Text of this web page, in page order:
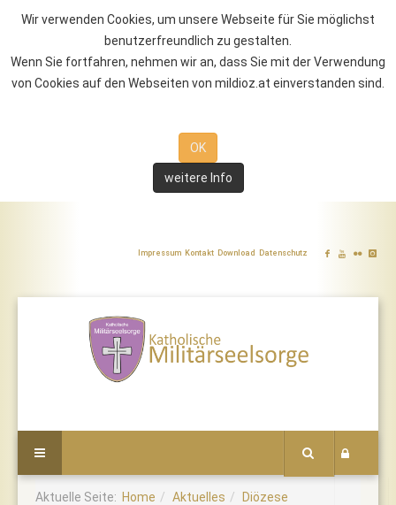
Wir verwenden Cookies, um unsere Webseite für Sie möglichst
benutzerfreundlich zu gestalten.
Wenn Sie fortfahren, nehmen wir an, dass Sie mit der Verwendung
von Cookies auf den Webseiten von mildioz.at einverstanden sind.
OK
weitere Info
Impressum Kontakt Download Datenschutz
Aktuelle Seite: Home Aktuelles
Diözese